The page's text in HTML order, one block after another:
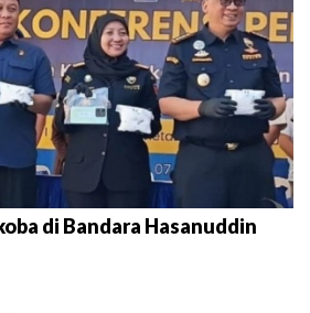
di Bandara Hasanuddin